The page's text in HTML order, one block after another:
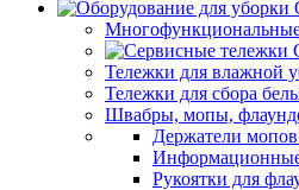
Тележки для влажной
Тележки для сбора
Швабры, мопы,
Держатели
Рукоятки для